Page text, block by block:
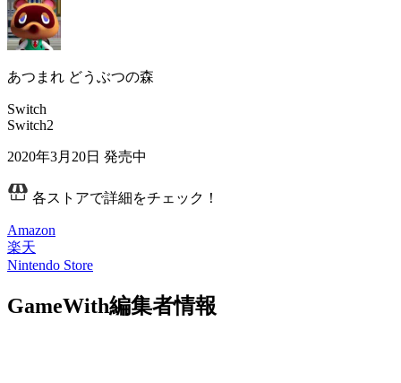
あつまれ どうぶつの森
Switch
Switch2
2020年3月20日 発売中
各ストアで詳細をチェック！
Amazon
楽天
Nintendo Store
GameWith編集者情報